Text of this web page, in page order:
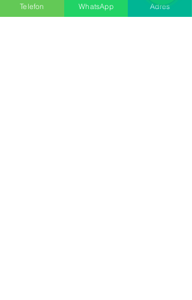
Inscrivez-vous pour recevoir
Telefon WhatsApp Adres